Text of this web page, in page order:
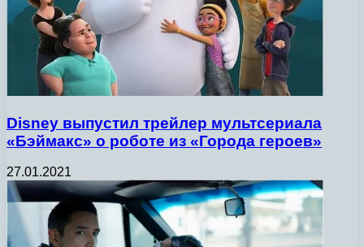
Disney выпустил трейлер мультсериала
«Бэймакс» о роботе из «Города героев»
27.01.2021